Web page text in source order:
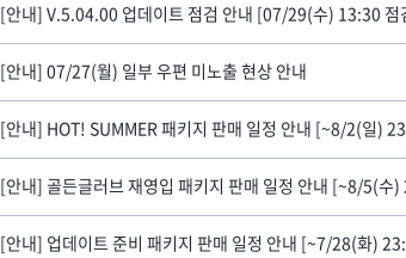
[안내] V.5.04.00 업데이트 점검 안내 [07/29(수) 13:30 점
[안내] 07/27(월) 일부 우편 미노출 현상 안내
[안내] HOT! SUMMER 패키지 판매 일정 안내 [~8/2(일)
[안내] 골든글러브 재영입 패키지 판매 일정 안내 [~8/5(수
[안내] 업데이트 준비 패키지 판매 일정 안내 [~7/28(화)